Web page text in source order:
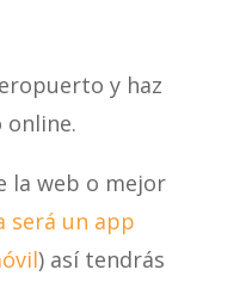
y haz
online.
la web o mejor
será un app
) así tendrás